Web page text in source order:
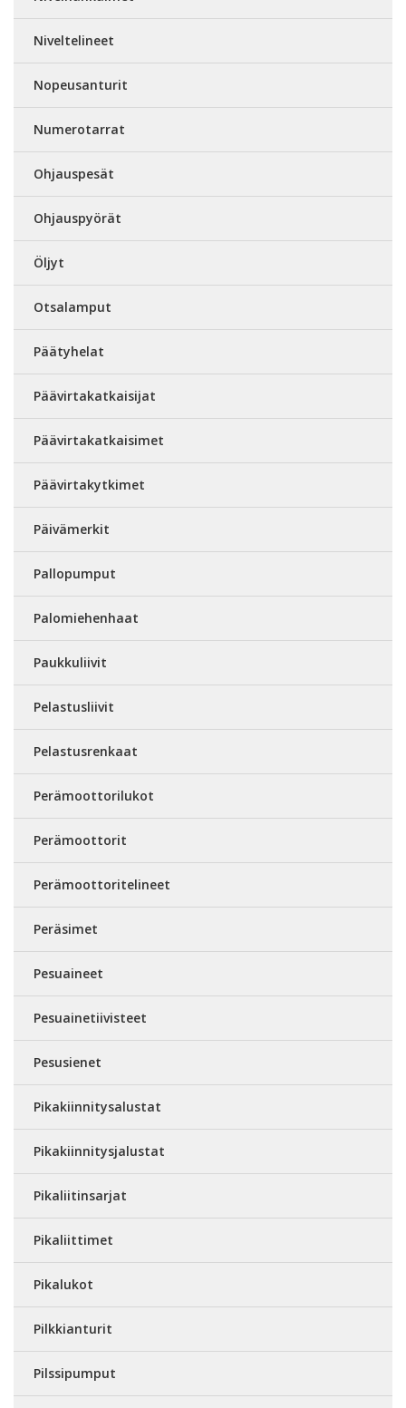
Niveltelineet
Nopeusanturit
Numerotarrat
Ohjauspesät
Ohjauspyörät
Öljyt
Otsalamput
Päätyhelat
Päävirtakatkaisijat
Päävirtakatkaisimet
Päävirtakytkimet
Päivämerkit
Pallopumput
Palomiehenhaat
Paukkuliivit
Pelastusliivit
Pelastusrenkaat
Perämoottorilukot
Perämoottorit
Perämoottoritelineet
Peräsimet
Pesuaineet
Pesuainetiivisteet
Pesusienet
Pikakiinnitysalustat
Pikakiinnitysjalustat
Pikaliitinsarjat
Pikaliittimet
Pikalukot
Pilkkianturit
Pilssipumput